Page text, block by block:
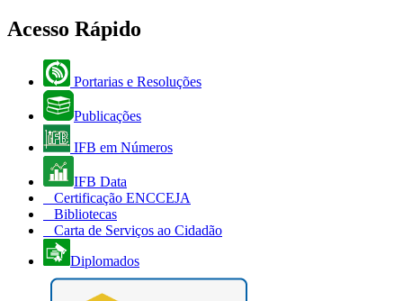
Acesso Rápido
Portarias e Resoluções
Publicações
IFB em Números
IFB Data
Certificação ENCCEJA
Bibliotecas
Carta de Serviços ao Cidadão
Diplomados